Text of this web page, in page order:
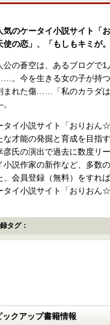
気のケータイ小説サイト「
使の恋」、「もしもキミが
公の蒼空は、あるブログで
。今を生きる女の子が持つ
まれた傷……「私のカラダ
タイ小説サイト「おりおん☆
な才能の発掘と育成を目指
彦氏の演出で過去に数度リ
小説作家の新作など、多数
、会員登録（無料）をすれ
タイ小説サイト「おりおん
タグ：
ックアップ書籍情報